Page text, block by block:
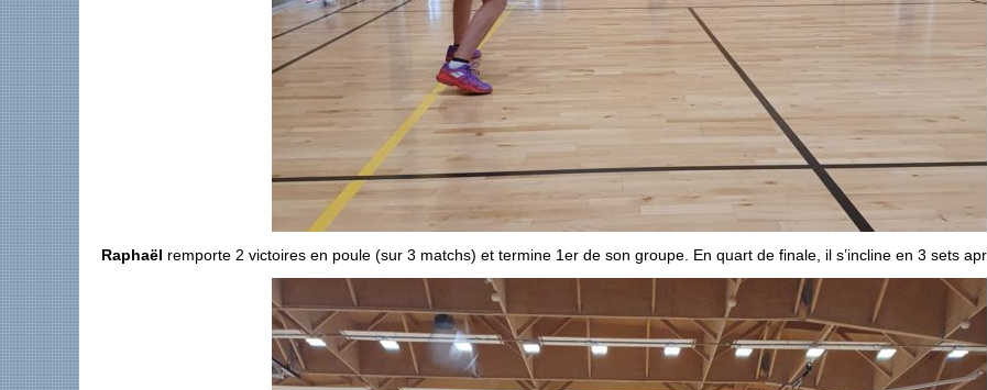
Raphaël remporte 2 victoires en poule (sur 3 matchs) et termine 1er de son groupe. En quart de finale, il s’incline en 3 sets